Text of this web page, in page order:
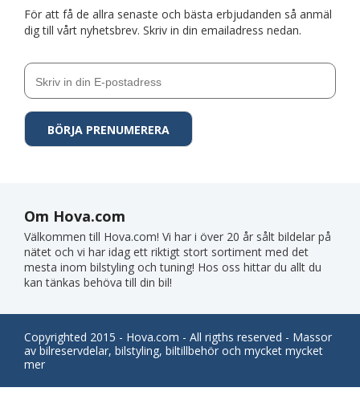
För att få de allra senaste och bästa erbjudanden så anmäl
dig till vårt nyhetsbrev. Skriv in din emailadress nedan.
Om Hova.com
Välkommen till Hova.com! Vi har i över 20 år sålt bildelar på
nätet och vi har idag ett riktigt stort sortiment med det
mesta inom bilstyling och tuning! Hos oss hittar du allt du
kan tänkas behöva till din bil!
Copyrighted 2015 - Hova.com - All rigths reserved - Massor
av bilreservdelar, bilstyling, biltillbehör och mycket mycket
mer